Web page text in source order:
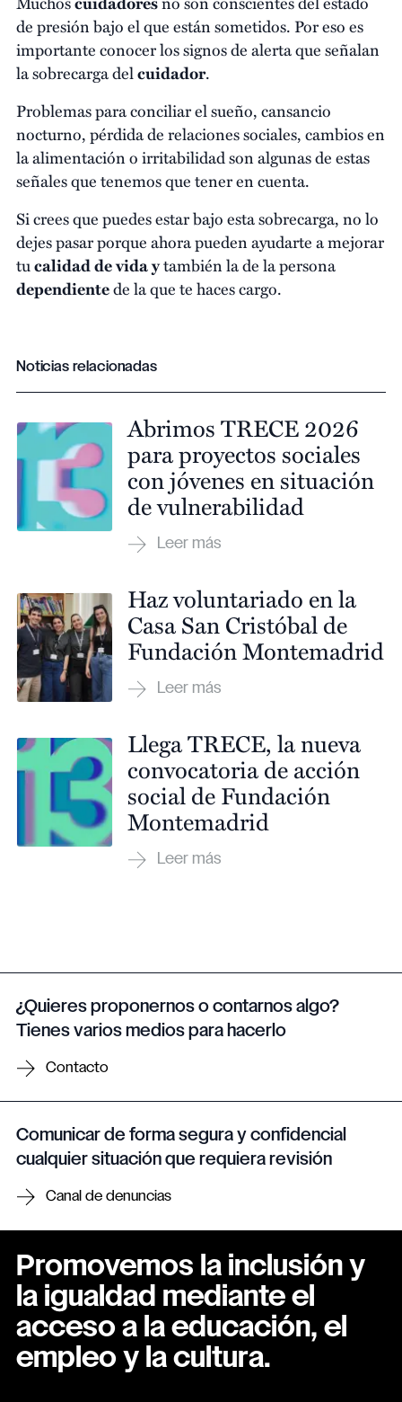
de presión bajo el que están sometidos. Por eso es
importante conocer los signos de alerta que señalan
la sobrecarga delcuidador.
Problemas para conciliar el sueño, cansancio
nocturno, pérdida de relaciones sociales, cambios en
la alimentación o irritabilidad son algunas de estas
señales que tenemos que tener en cuenta.
Si crees que puedes estar bajo esta sobrecarga, no lo
dejes pasar porque ahora pueden ayudarte a mejorar
tucalidad de vida ytambién la de la persona
dependientede la que te haces cargo.
Noticias relacionadas
Abrimos TRECE 2026
para proyectos sociales
con jóvenes en situación
de vulnerabilidad
Haz voluntariado en la
Casa San Cristóbal de
Fundación Montemadrid
Llega TRECE, la nueva
convocatoria de acción
social de Fundación
Montemadrid
¿Quieres proponernos o contarnos algo?
Tienes varios medios para hacerlo
Contacto
Comunicar de forma segura y confidencial
cualquier situación que requiera revisión
Canal de denuncias
Promovemos la inclusión y
la igualdad mediante el
acceso a la educación, el
empleo y la cultura.